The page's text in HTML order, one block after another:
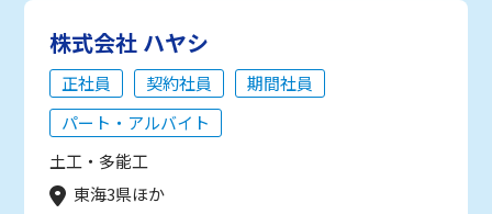
株式会社 ハヤシ
正社員 契約社員
期間社員
パート・アルバイト
土工・多能工
東海3県ほか